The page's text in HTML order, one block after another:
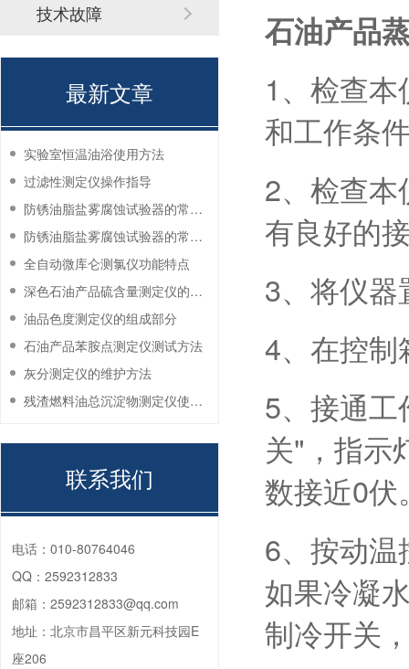
石油产品
1、检查
和工作条
2、检查
有良好的
3、将仪
4、在控
5、接通
关"，指示
数接近0伏
6、按动温
如果冷凝
制冷开关
技术故障
最新文章
实验室恒温油浴使用方法
过滤性测定仪操作指导
防锈油脂盐雾腐蚀试验器的常见故障与解决方法
防锈油脂盐雾腐蚀试验器的常见故障与解决方法
全自动微库仑测氯仪功能特点
深色石油产品硫含量测定仪的工作环境要求
油品色度测定仪的组成部分
石油产品苯胺点测定仪测试方法
灰分测定仪的维护方法
残渣燃料油总沉淀物测定仪使用注意事项
联系我们
电话： 010-80764046
QQ： 2592312833
邮箱： 2592312833@qq.com
地址： 北京市昌平区新元科技园E
座206